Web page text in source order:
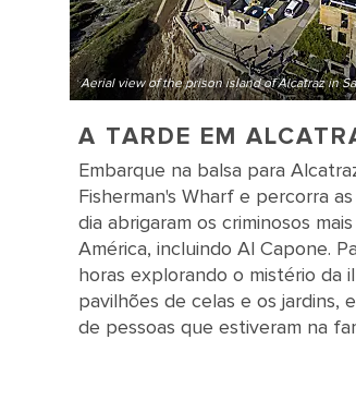
Aerial view of the prison island of Alcatraz in
A TARDE EM
Embarque na balsa para
Fisherman's Wharf e percorra
dia abrigaram os criminosos
América, incluindo Al Capone.
horas explorando o mistério da
pavilhões de celas e os jardins,
de pessoas que estiveram na